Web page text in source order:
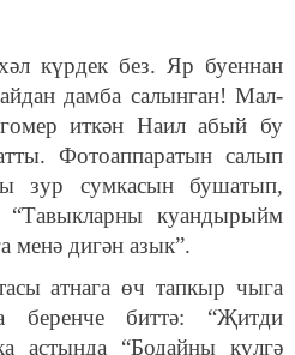
күрдек без. Яр буеннан
дамба салынган! Мал-
иткән Наил абый бу
Фотоаппаратын салып
зур сумкасын бушатып,
куандырыйм
менә дигән азык”.
атнага өч тапкыр чыга
биттә: “Җитди
астында “Бодайны күлгә